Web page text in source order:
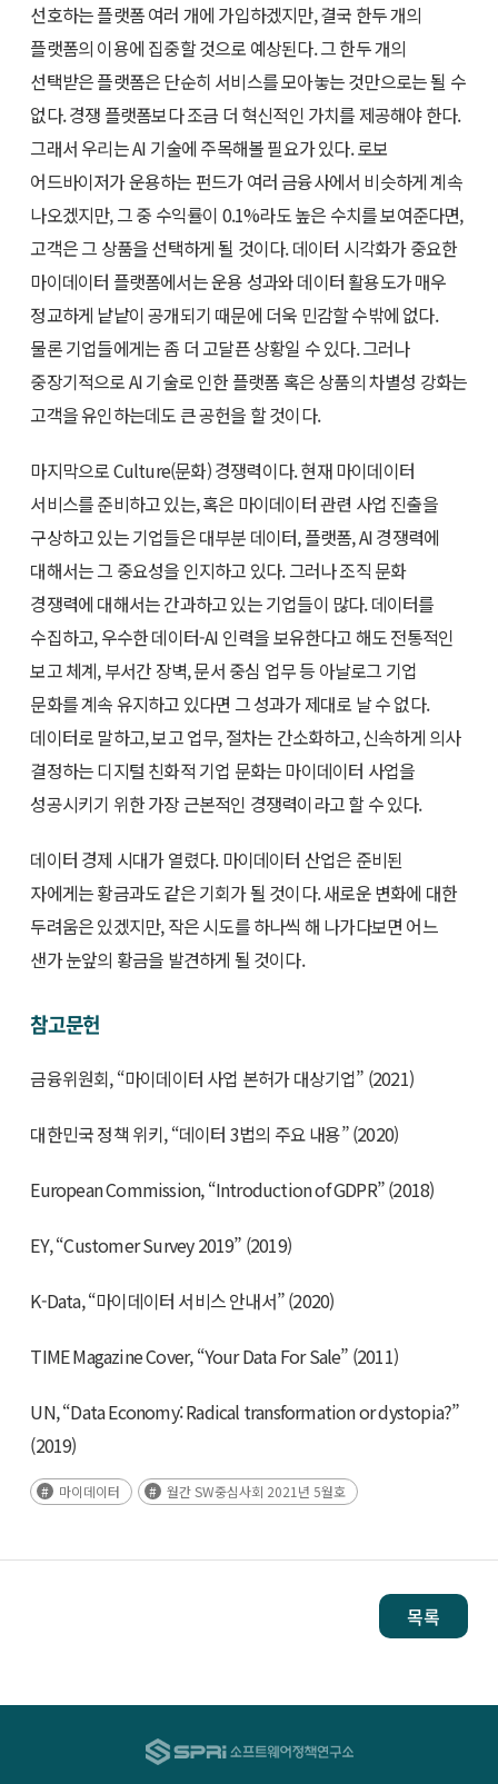
선호하는 플랫폼 여러 개에 가입하겠지만, 결국 한두 개의
플랫폼의 이용에 집중할 것으로 예상된다. 그 한두 개의
선택받은 플랫폼은 단순히 서비스를 모아놓는 것만으로는 될 수
없다. 경쟁 플랫폼보다 조금 더 혁신적인 가치를 제공해야 한다.
그래서 우리는 AI 기술에 주목해볼 필요가 있다. 로보
어드바이저가 운용하는 펀드가 여러 금융사에서 비슷하게 계속
나오겠지만, 그 중 수익률이 0.1%라도 높은 수치를 보여준다면,
고객은 그 상품을 선택하게 될 것이다. 데이터 시각화가 중요한
마이데이터 플랫폼에서는 운용 성과와 데이터 활용도가 매우
정교하게 낱낱이 공개되기 때문에 더욱 민감할 수밖에 없다.
물론 기업들에게는 좀 더 고달픈 상황일 수 있다. 그러나
중장기적으로 AI 기술로 인한 플랫폼 혹은 상품의 차별성 강화는
고객을 유인하는데도 큰 공헌을 할 것이다.
마지막으로 Culture(문화) 경쟁력이다. 현재 마이데이터
서비스를 준비하고 있는, 혹은 마이데이터 관련 사업 진출을
구상하고 있는 기업들은 대부분 데이터, 플랫폼, AI 경쟁력에
대해서는 그 중요성을 인지하고 있다. 그러나 조직 문화
경쟁력에 대해서는 간과하고 있는 기업들이 많다. 데이터를
수집하고, 우수한 데이터-AI 인력을 보유한다고 해도 전통적인
보고 체계, 부서간 장벽, 문서 중심 업무 등 아날로그 기업
문화를 계속 유지하고 있다면 그 성과가 제대로 날 수 없다.
데이터로 말하고, 보고 업무, 절차는 간소화하고, 신속하게 의사
결정하는 디지털 친화적 기업 문화는 마이데이터 사업을
성공시키기 위한 가장 근본적인 경쟁력이라고 할 수 있다.
데이터 경제 시대가 열렸다. 마이데이터 산업은 준비된
자에게는 황금과도 같은 기회가 될 것이다. 새로운 변화에 대한
두려움은 있겠지만, 작은 시도를 하나씩 해 나가다보면 어느
샌가 눈앞의 황금을 발견하게 될 것이다.
참고문헌
금융위원회, “마이데이터 사업 본허가 대상기업” (2021)
대한민국 정책 위키, “데이터 3법의 주요 내용” (2020)
European Commission, “Introduction of GDPR” (2018)
EY, “Customer Survey 2019” (2019)
K-Data, “마이데이터 서비스 안내서” (2020)
TIME Magazine Cover, “Your Data For Sale” (2011)
UN, “Data Economy: Radical transformation or dystopia?”
(2019)
마이데이터 월간 SW중심사회 2021년 5월호
목록